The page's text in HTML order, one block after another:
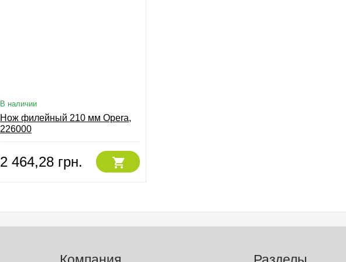
В наличии
Нож филейный 210 мм Opera,
226000
2 464,28 грн.